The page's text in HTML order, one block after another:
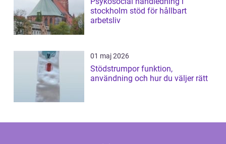
stockholm stöd för hållbart
arbetsliv
01 maj 2026
Stödstrumpor funktion,
användning och hur du väljer rätt